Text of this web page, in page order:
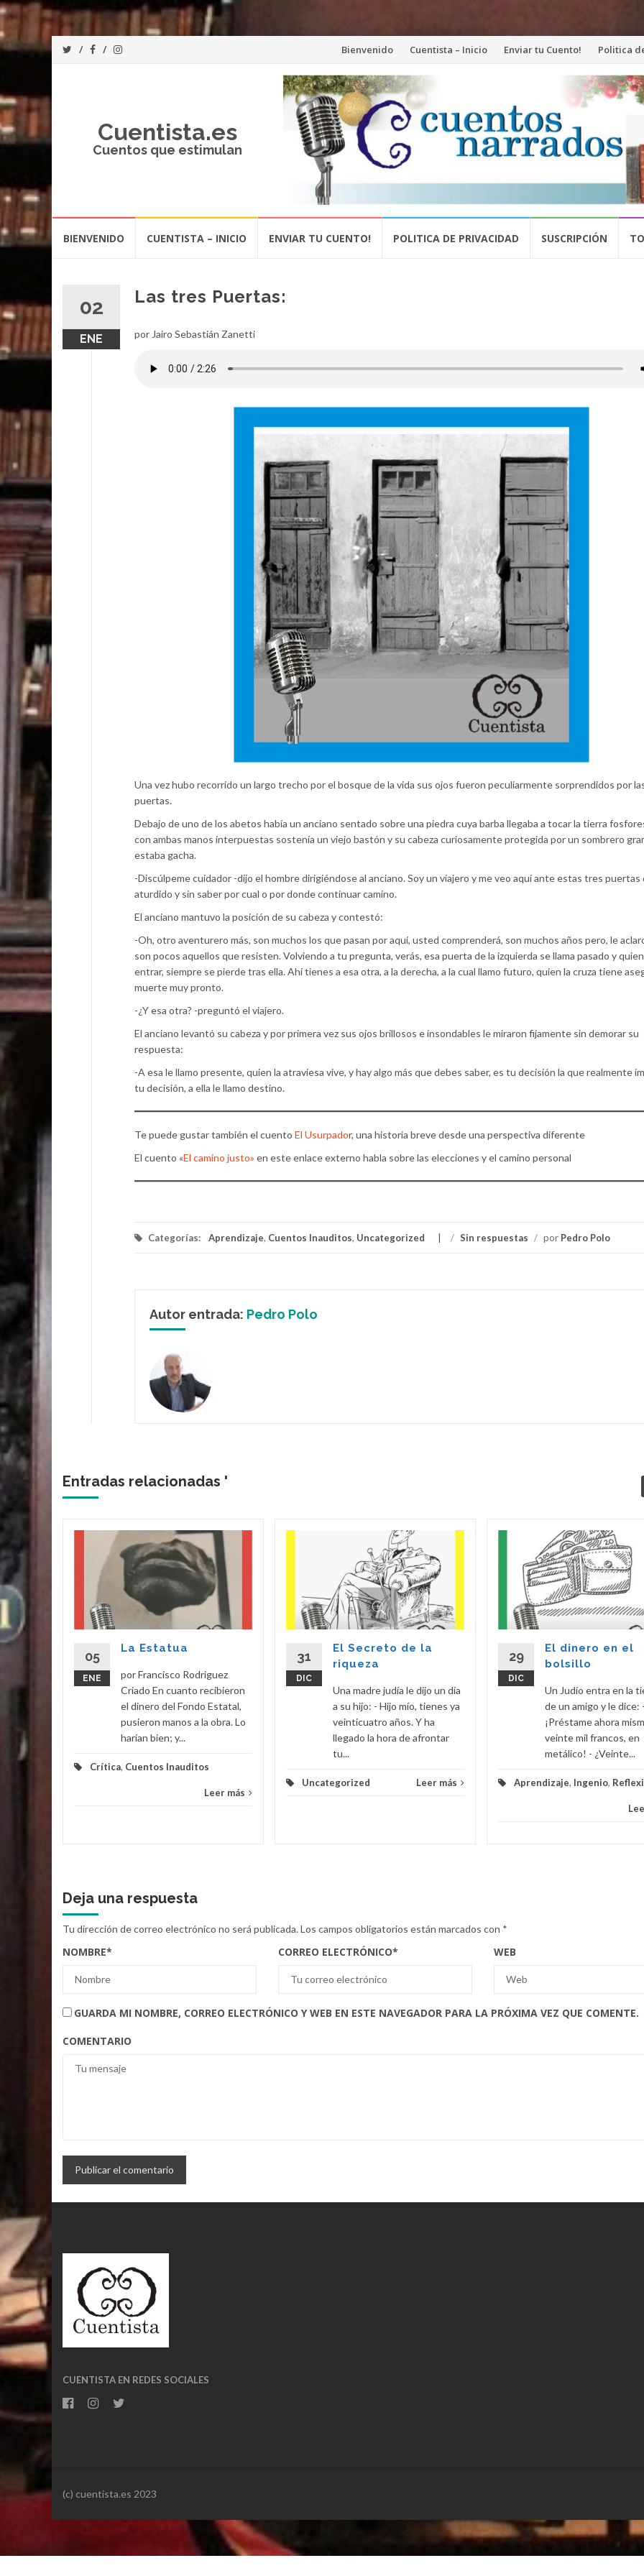
Saltar
al
contenido
Bienvenido Cuentista – Inicio Enviar tu Cuento! Politica
Cuentista.es
Cuentos que estimulan
BIENVENIDO CUENTISTA – INICIO ENVIAR TU CUENTO! POLITICA DE PRIVACIDAD SUSCRIPCIÓN
02
ENE
Las tres Puertas:
por Jairo Sebastián Zanetti
Una vez hubo recorrido un largo trecho por el bosque de la vida sus ojos fueron peculiarmente sorprendidos por
puertas.
Debajo de uno de los abetos había un anciano sentado sobre una piedra cuya barba llegaba a tocar la tierra
con ambas manos interpuestas sostenía un viejo bastón y su cabeza curiosamente protegida por un sombrero
estaba gacha.
-Discúlpeme cuidador -dijo el hombre dirigiéndose al anciano. Soy un viajero y me veo aquí ante estas tres puertas
aturdido y sin saber por cual o por donde continuar camino.
El anciano mantuvo la posición de su cabeza y contestó:
-Oh, otro aventurero más, son muchos los que pasan por aquí, usted comprenderá, son muchos años pero, le
son pocos aquellos que resisten. Volviendo a tu pregunta, verás, esa puerta de la izquierda se llama pasado y
entrar, siempre se pierde tras ella. Ahí tienes a esa otra, a la derecha, a la cual llamo futuro, quien la cruza tiene
muerte muy pronto.
-¿Y esa otra? -preguntó el viajero.
El anciano levantó su cabeza y por primera vez sus ojos brillosos e insondables le miraron fijamente sin demorar su
respuesta:
-A esa le llamo presente, quien la atraviesa vive, y hay algo más que debes saber, es tu decisión la que realmente
tu decisión, a ella le llamo destino.
Te puede gustar también el cuento El Usurpador, una historia breve desde una perspectiva diferente
El cuento «El camino justo» en este enlace externo habla sobre las elecciones y el camino personal
Categorías: Aprendizaje, Cuentos Inauditos, Uncategorized / Sin respuestas / por Pedro Polo
Autor entrada: Pedro Polo
Entradas relacionadas '
por
vio
jaula.
05
ENE
La Estatua
por Francisco Rodriguez
Criado En cuanto recibieron
el dinero del Fondo Estatal,
pusieron manos a la obra. Lo
harían bien; y...
Crítica, Cuentos Inauditos
Leer más
31
DIC
El Secreto de la
riqueza
Una madre judía le dijo un día
a su hijo: - Hijo mío, tienes ya
veinticuatro años. Y ha
llegado la hora de afrontar
tu...
Uncategorized Leer más
29
DIC
El dinero en el
bolsillo
Un Judío entra en la
de un amigo y le dice: -
¡Préstame ahora
veinte mil francos, en
metálico! - ¿Veinte...
Aprendizaje, Ingenio,
Deja una respuesta
Tu dirección de correo electrónico no será publicada.Los campos obligatorios están marcados con *
NOMBRE* CORREO ELECTRÓNICO* WEB
GUARDA MI NOMBRE, CORREO ELECTRÓNICO Y WEB EN ESTE NAVEGADOR PARA LA PRÓXIMA VEZ QUE COMENTE.
COMENTARIO
CUENTISTA EN REDES SOCIALES
(c) cuentista.es 2023